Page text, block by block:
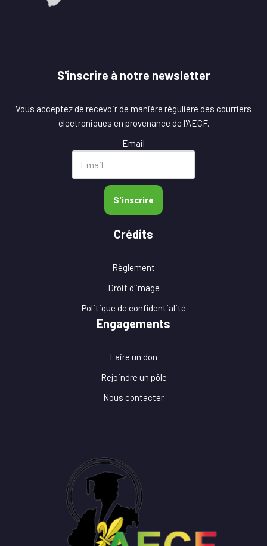
S'inscrire à notre newsletter
Vous acceptez de recevoir de manière régulière des courriers
électroniques en provenance de l'AECF.
Email
S'inscrire
Crédits
Règlement
Droit d'image
Politique de confidentialité
Engagements
Faire un don
Rejoindre un pôle
Nous contacter